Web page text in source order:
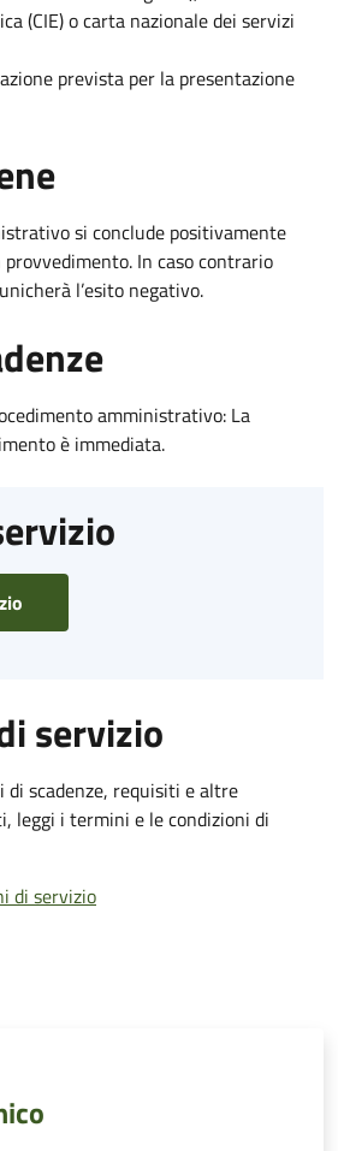
(CIE) o carta nazionale dei servizi
prevista per la presentazione
si conclude positivamente
provvedimento. In caso contrario
l’esito negativo.
amministrativo: La
è immediata.
servizio
di scadenze, requisiti e altre
leggi i termini e le condizioni di
di servizio